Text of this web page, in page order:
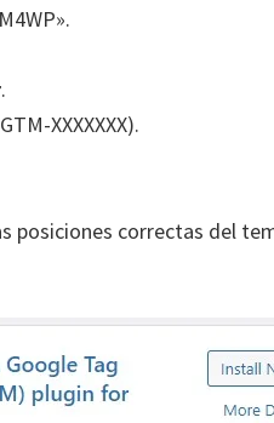
.
XXXXXXX).
posiciones correctas del